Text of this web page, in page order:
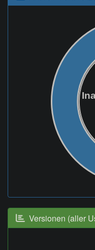
Versionen (aller